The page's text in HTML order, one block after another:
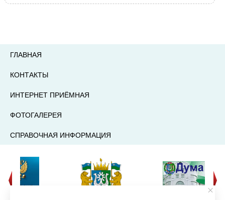
ГЛАВНАЯ
КОНТАКТЫ
ИНТЕРНЕТ ПРИЁМНАЯ
ФОТОГАЛЕРЕЯ
СПРАВОЧНАЯ ИНФОРМАЦИЯ